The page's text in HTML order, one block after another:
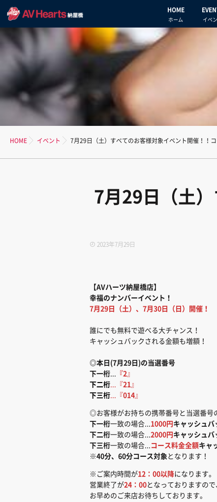
HOME
ホーム イベ
HOME イベント 7月29日（土）すべてのお客様対象イベント開催！！
7月29日（土
2023年7月29日
【AVハーツ納屋橋店】
幸福のナンバーイベント！
7月29日（土）、7月30日（日）開催！
誰にでも無料で遊べる大チャンス！
キャッシュバックされる金額も増額！
◎本日(7月29日)の当選番号
下一桁
『2 』
下二桁 ...『21 』
下三桁 ...『014 』
◎お客様がお持ちの携帯番号と当選番号
下一桁一致の場合... 1000円 キャッシュバ
下二桁一致の場合... 2000円 キャッシュバ
下三桁一致の場合... コース料金全額キャ
※40分、60分コース対象 となります！
※ご案内時間が12：00以降になります。
営業終了が24：00となっておりますので
お早めのご来店お待ちしております。